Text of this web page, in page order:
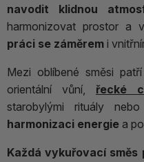
navodit klidnou
harmonizovat prostor a
práci se záměrem i
Mezi oblíbené směsi patří
orientální vůní, řecké
starobylými rituály nebo
harmonizaci energie a
Každá vykuřovací